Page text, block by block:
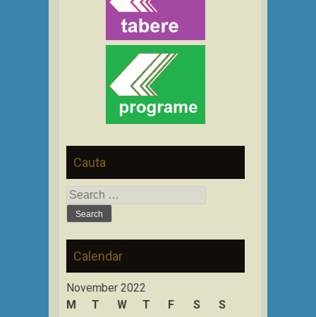
Cauta
Search
for:
Calendar
November 2022
M
T W T F S
S